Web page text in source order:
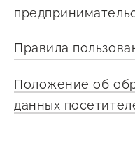
Контакты
Правила
Положение об
данных